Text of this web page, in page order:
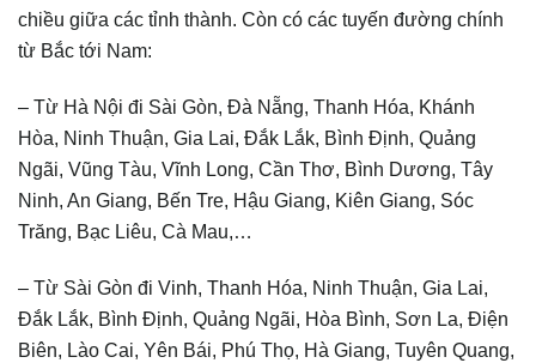
chiều giữa các tỉnh thành. Còn có các tuyến đường chính
từ Bắc tới Nam:
– Từ Hà Nội đi Sài Gòn, Đà Nẵng, Thanh Hóa, Khánh
Hòa, Ninh Thuận, Gia Lai, Đắk Lắk, Bình Định, Quảng
Ngãi, Vũng Tàu, Vĩnh Long, Cần Thơ, Bình Dương, Tây
Ninh, An Giang, Bến Tre, Hậu Giang, Kiên Giang, Sóc
Trăng, Bạc Liêu, Cà Mau,…
– Từ Sài Gòn đi Vinh, Thanh Hóa, Ninh Thuận, Gia Lai,
Đắk Lắk, Bình Định, Quảng Ngãi, Hòa Bình, Sơn La, Điện
Biên, Lào Cai, Yên Bái, Phú Thọ, Hà Giang, Tuyên Quang,